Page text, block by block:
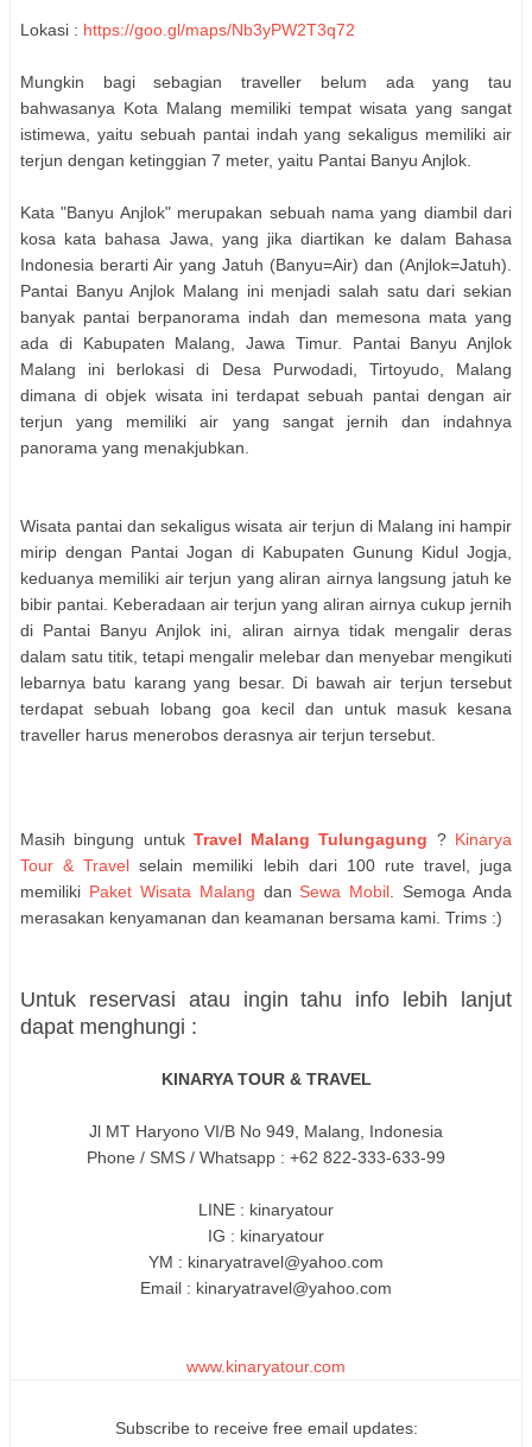
Lokasi : https://goo.gl/maps/Nb3yPW2T3q72
Mungkin bagi sebagian traveller belum ada yang tau
bahwasanya Kota Malang memiliki tempat wisata yang sangat
istimewa, yaitu sebuah pantai indah yang sekaligus memiliki air
terjun dengan ketinggian 7 meter, yaitu Pantai Banyu Anjlok.
Kata "Banyu Anjlok" merupakan sebuah nama yang diambil dari
kosa kata bahasa Jawa, yang jika diartikan ke dalam Bahasa
Indonesia berarti Air yang Jatuh (Banyu=Air) dan (Anjlok=Jatuh).
Pantai Banyu Anjlok Malang ini menjadi salah satu dari sekian
banyak pantai berpanorama indah dan memesona mata yang
ada di Kabupaten Malang, Jawa Timur. Pantai Banyu Anjlok
Malang ini berlokasi di Desa Purwodadi, Tirtoyudo, Malang
dimana di objek wisata ini terdapat sebuah pantai dengan air
terjun yang memiliki air yang sangat jernih dan indahnya
panorama yang menakjubkan.
Wisata pantai dan sekaligus wisata air terjun di Malang ini hampir
mirip dengan Pantai Jogan di Kabupaten Gunung Kidul Jogja,
keduanya memiliki air terjun yang aliran airnya langsung jatuh ke
bibir pantai. Keberadaan air terjun yang aliran airnya cukup jernih
di Pantai Banyu Anjlok ini, aliran airnya tidak mengalir deras
dalam satu titik, tetapi mengalir melebar dan menyebar mengikuti
lebarnya batu karang yang besar. Di bawah air terjun tersebut
terdapat sebuah lobang goa kecil dan untuk masuk kesana
traveller harus menerobos derasnya air terjun tersebut.
Masih bingung untuk Travel Malang Tulungagung ? Kinarya
Tour & Travel selain memiliki lebih dari 100 rute travel, juga
memiliki Paket Wisata Malang dan Sewa Mobil . Semoga Anda
merasakan kenyamanan dan keamanan bersama kami. Trims :)
Untuk reservasi atau ingin tahu info lebih lanjut
dapat menghungi :
KINARYA TOUR & TRAVEL
Jl MT Haryono VI/B No 949, Malang, Indonesia
Phone / SMS / Whatsapp : +62 822-333-633-99
LINE : kinaryatour
IG : kinaryatour
YM : kinaryatravel@yahoo.com
Email : kinaryatravel@yahoo.com
www.kinaryatour.com
Subscribe to receive free email updates: